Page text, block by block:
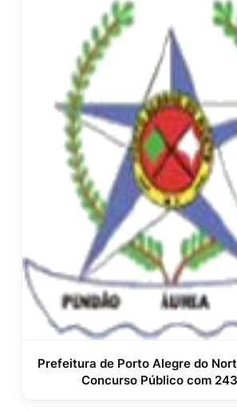
Prefeitura de Porto Alegre do
Concurso Público com